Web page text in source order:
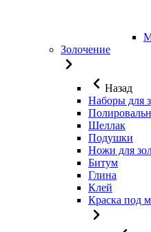
Золочение
Назад
Наборы для
Шеллак
Подушки
Ножи для
Битум
Глина
Клей
Краска под